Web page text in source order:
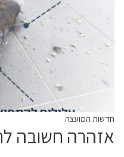
חדשות המועצה
אזהרה חשובה